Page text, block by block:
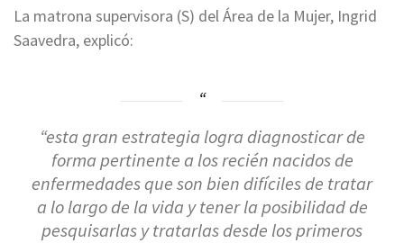
La matrona supervisora (S) del Área de la Mujer, Ingrid
Saavedra, explicó:
“esta gran estrategia logra diagnosticar de
forma pertinente a los recién nacidos de
enfermedades que son bien difíciles de tratar
a lo largo de la vida y tener la posibilidad de
pesquisarlas y tratarlas desde los primeros